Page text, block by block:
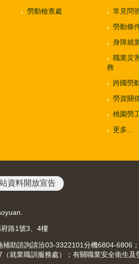
勞動檢查處
常見問
勞動條
身障就
職業災
務
跨國勞
勞資關
桃園勞
更多...
資料開放宣告
路1號3、4樓
補助諮詢請洽03-3322101分機6804-6806
就業職訓服務處）；有關職業安全衛生及